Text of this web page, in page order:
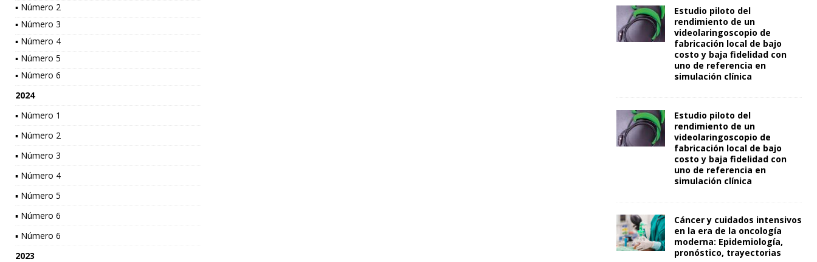
▪ Número 2
▪ Número 3
▪ Número 4
▪ Número 5
▪ Número 6
2024
▪ Número 1
▪ Número 2
▪ Número 3
▪ Número 4
▪ Número 5
▪ Número 6
▪ Número 6
2023
Estudio piloto del
rendimiento de un
videolaringoscopio de
fabricación local de bajo
costo y baja fidelidad con
uno de referencia en
simulación clínica
Estudio piloto del
rendimiento de un
videolaringoscopio de
fabricación local de bajo
costo y baja fidelidad con
uno de referencia en
simulación clínica
Cáncer y cuidados intensivos
en la era de la oncología
moderna: Epidemiología,
pronóstico, trayectorias